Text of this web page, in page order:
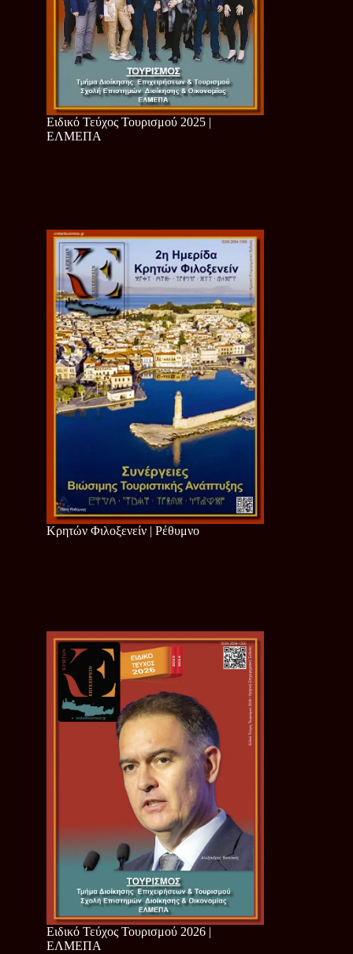
Ειδικό Τεύχος Τουρισμού 2025 |
ΕΛΜΕΠΑ
Κρητών Φιλοξενείν | Ρέθυμνο
Ειδικό Τεύχος Τουρισμού 2026 |
ΕΛΜΕΠΑ